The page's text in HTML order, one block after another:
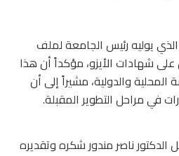
يوليه رئيس الجامعة لملف
على شهادات الأيزو، مؤكداً أن هذا
والدولية، مشيراً إلى أن
في مراحل التطوير المقبلة.
الدكتور ناصر مندور شكره وتقديره